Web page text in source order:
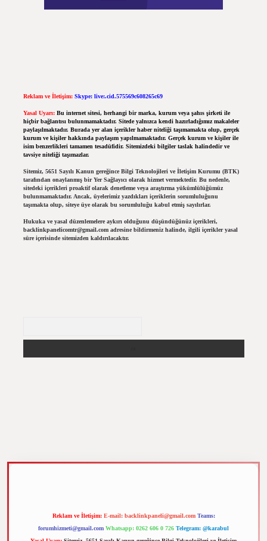
Reklam ve İletişim: Skype: live:.cid.575569c608265c69
Yasal Uyarı: Bu internet sitesi, herhangi bir marka, kurum veya şahıs şirketi ile
hiçbir bağlantısı bulunmamaktadır. Sitede yalnızca kendi hazırladığımız makaleler
paylaşılmaktadır. Burada yer alan içerikler haber niteliği taşımamakta olup, gerçek
kurum ve kişiler hakkında paylaşım yapılmamaktadır. Gerçek kurum ve kişiler ile
isim benzerlikleri tamamen tesadüfidir. Sitemizdeki bilgiler taslak halindedir ve
tavsiye niteliği taşımazlar.
Sitemiz, 5651 Sayılı Kanun gereğince Bilgi Teknolojileri ve İletişim Kurumu (BTK)
tarafından onaylanmış bir Yer Sağlayıcı olarak hizmet vermektedir. Bu nedenle,
sitedeki içerikleri proaktif olarak denetleme veya araştırma yükümlülüğümüz
bulunmamaktadır. Ancak, üyelerimiz yazdıkları içeriklerin sorumluluğunu
taşımakta olup, siteye üye olarak bu sorumluluğu kabul etmiş sayılırlar.
Hukuka ve yasal düzenlemelere aykırı olduğunu düşündüğünüz içerikleri,
backlinkpanelicomtr@gmail.comadresine bildirmeniz halinde, ilgili içerikler yasal
süre içerisinde sitemizden kaldırılacaktır.
Reklam ve İletişim: E-mail: backlinkpaneli@gmail.com Teams:
forumhizmeti@gmail.com Whatsapp: 0262 606 0 726 Telegram: @karabul